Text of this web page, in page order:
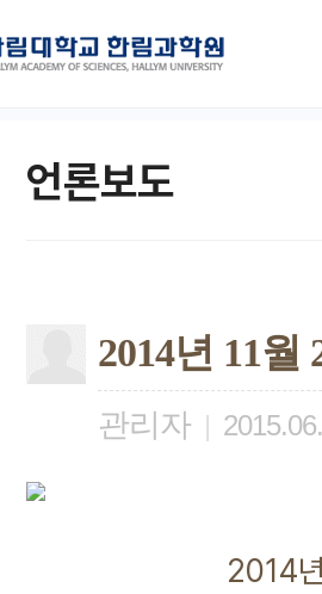
언론보도
2014년 11
관리자 |
2014년 11월